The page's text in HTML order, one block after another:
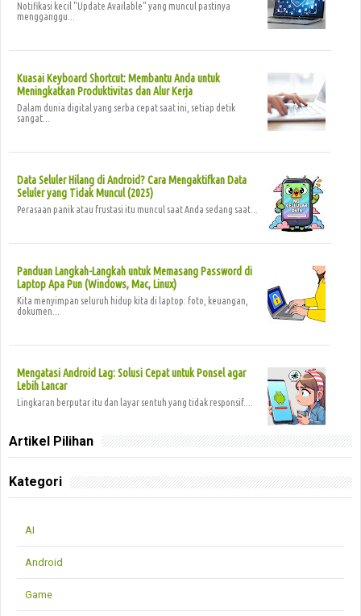
Notifikasi kecil "Update Available" yang muncul pastinya
mengganggu...
Kuasai Keyboard Shortcut: Membantu Anda untuk
Meningkatkan Produktivitas dan Alur Kerja
Dalam dunia digital yang serba cepat saat ini, setiap detik
sangat...
Data Seluler Hilang di Android? Cara Mengaktifkan Data
Seluler yang Tidak Muncul (2025)
Perasaan panik atau frustasi itu muncul saat Anda sedang saat...
Panduan Langkah-Langkah untuk Memasang Password di
Laptop Apa Pun (Windows, Mac, Linux)
Kita menyimpan seluruh hidup kita di laptop: foto, keuangan,
dokumen...
Mengatasi Android Lag: Solusi Cepat untuk Ponsel agar
Lebih Lancar
Lingkaran berputar itu dan layar sentuh yang tidak responsif....
Artikel Pilihan
Kategori
AI
Android
Game